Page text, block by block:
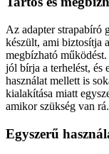
Az adapter strapabíró
készült, ami biztosítja
megbízható
jól bírja a terhelést, és
használat mellett is
kialakítása miatt
amikor szükség van rá.
Egyszerű